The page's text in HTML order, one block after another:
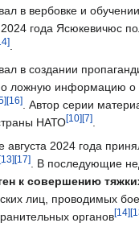
в вербовке и
года Ясюкевичюс
.
в создании
ложную информацию о
[16]. Автор серии
НАТО[10][7].
августа 2024 года
[13][17]. В последующие
к совершению
лиц, проводимых
органов[14]